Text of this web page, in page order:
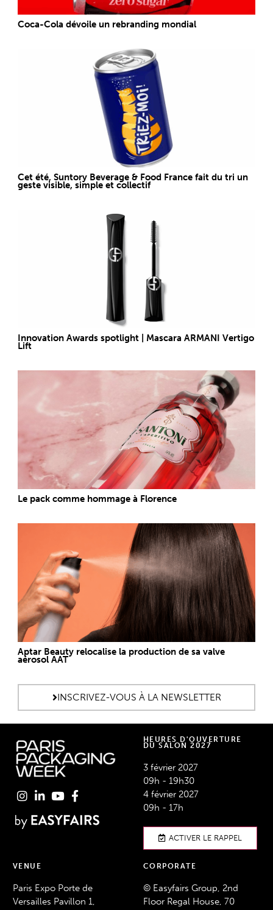
Coca-Cola dévoile un rebranding mondial
Cet été, Suntory Beverage & Food France fait du tri un
geste visible, simple et collectif
Innovation Awards spotlight | Mascara ARMANI Vertigo
Lift
Le pack comme hommage à Florence
Aptar Beauty relocalise la production de sa valve
aérosol AAT
INSCRIVEZ-VOUS À LA NEWSLETTER
HEURES D'OUVERTURE
DU SALON 2027
3 février 2027
09h - 19h30
4 février 2027
09h - 17h
ACTIVER LE RAPPEL
VENUE
Paris Expo Porte de
Versailles Pavillon 1,
CORPORATE
© Easyfairs Group, 2nd
Floor Regal House, 70